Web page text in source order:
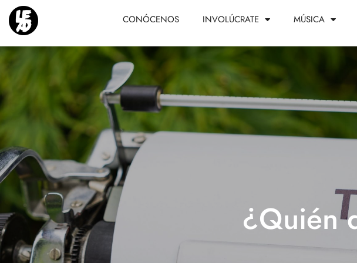
CONÓCENOS INVOLÚCRATE MÚSICA
¿Quién